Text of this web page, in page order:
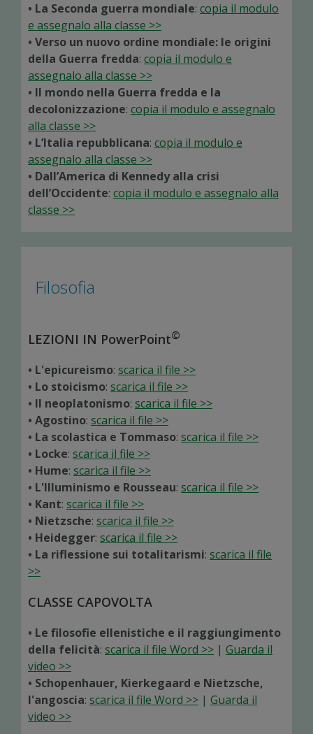
• La Seconda guerra mondiale: copia il modulo
e assegnalo alla classe >>
• Verso un nuovo ordine mondiale: le origini
della Guerra fredda: copia il modulo e
assegnalo alla classe >>
• Il mondo nella Guerra fredda e la
decolonizzazione: copia il modulo e assegnalo
alla classe >>
• L’Italia repubblicana: copia il modulo e
assegnalo alla classe >>
• Dall’America di Kennedy alla crisi
dell’Occidente: copia il modulo e assegnalo alla
classe >>
Filosofia
LEZIONI IN PowerPoint©
• L'epicureismo: scarica il file >>
• Lo stoicismo: scarica il file >>
• Il neoplatonismo: scarica il file >>
• Agostino: scarica il file >>
• La scolastica e Tommaso: scarica il file >>
• Locke: scarica il file >>
• Hume: scarica il file >>
• L'Illuminismo e Rousseau: scarica il file >>
• Kant: scarica il file >>
• Nietzsche: scarica il file >>
• Heidegger: scarica il file >>
• La riflessione sui totalitarismi: scarica il file
>>
CLASSE CAPOVOLTA
• Le filosofie ellenistiche e il raggiungimento
della felicità: scarica il file Word >> | Guarda il
video >>
• Schopenhauer, Kierkegaard e Nietzsche,
l'angoscia: scarica il file Word >> | Guarda il
video >>